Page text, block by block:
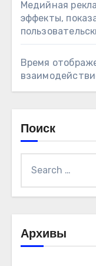
Медийная
эффекты,
Время
Поиск
for:
Архивы